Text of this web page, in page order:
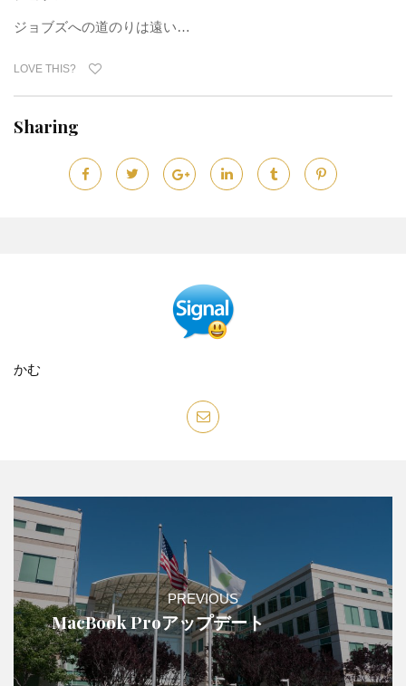
ジョブズへの道のりは遠い…
LOVE THIS?
Sharing
かむ
PREVIOUS
MacBook Proアップデート